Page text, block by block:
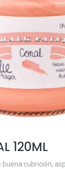
120ML
buena cubrición,